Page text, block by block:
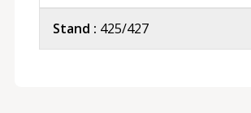
Stand : 425/427